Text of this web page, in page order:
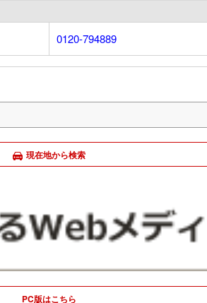
0120-794889
現在地から検索
PC版はこちら